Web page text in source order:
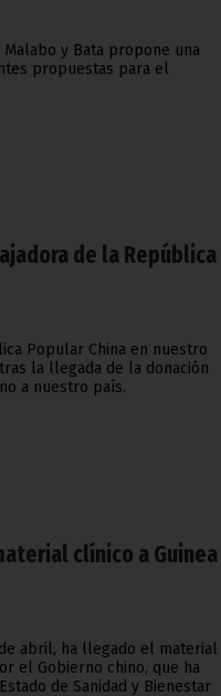
y Bata propone una
propuestas para el
de la República
Popular China en nuestro
la llegada de la donación
a nuestro país.
clínico a Guinea
abril, ha llegado el material
el Gobierno chino, que ha
de Sanidad y Bienestar